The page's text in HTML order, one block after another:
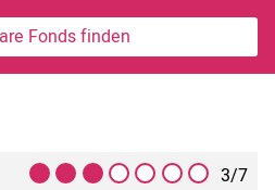
Fonds finden
3/7